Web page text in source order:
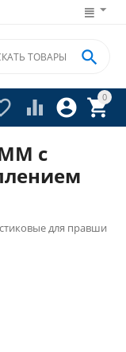
0




с
для правши